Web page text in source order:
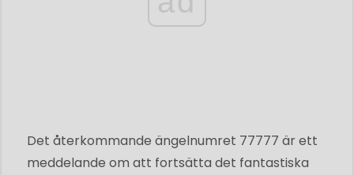
Det återkommande ängelnumret 77777 är ett
meddelande om att fortsätta det fantastiska